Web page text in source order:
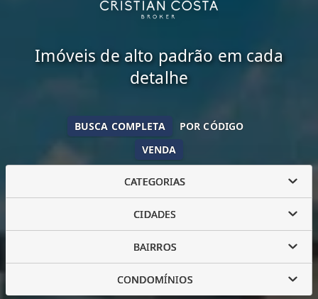
Imóveis de alto padrão em cada
detalhe
VENDA
BUSCA COMPLETA POR CÓDIGO
CATEGORIAS
CIDADES
BAIRROS
CONDOMÍNIOS